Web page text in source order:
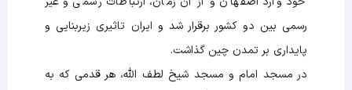
رسمی بین دو کشور برقرار شد و ایران تاثیری زیربنایی و
پایداری بر تمدن چین گذاشت.
در مسجد امام و مسجد شیخ لطف الله، هر قدمی که به